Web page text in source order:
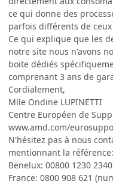
ce qui donne des
parfois différents de
Ce qui explique que les
notre site nous n'avons
boite dédiés
comprenant 3 ans de
Cordialement,
Mlle Ondine LUPINETTI
Centre Européen de
www.amd.com/
N'hésitez pas à nous
mentionnant la
Benelux: 00800 1230 2340
France: 0800 908 621